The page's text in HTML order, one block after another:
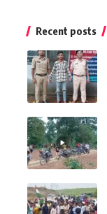
Recent posts